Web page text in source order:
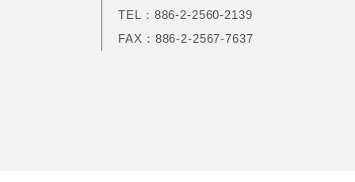
TEL：886-2-2560-2139
FAX：886-2-2567-7637